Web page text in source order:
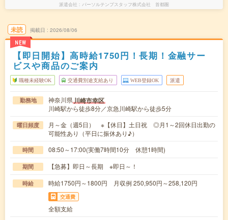
派遣会社 パーソルテンプスタッフ株式会社 首都圏
未読
NEW
掲載日 2026/08/06
【即日開始】高時給1750円！長期！金融サー
ビスや商品のご案内
職種未経験OK 交通費別途支給あり WEB登録OK 派遣
勤務地 神奈川県川崎市幸区
川崎駅から徒歩8分／京急川崎駅から徒歩5分
曜日頻度
月～金（週5日） ※【休日】土日祝 ◎月1～2回休日出勤の
可能性あり（平日に振休あり♪）
時間 08:50～17:00(実働7時間10分 休憩1時間)
期間 【急募】即日～長期 ※即日～！
時給 時給1750円～1800円 月収例 250,950円～258,120円
交通費
全額支給